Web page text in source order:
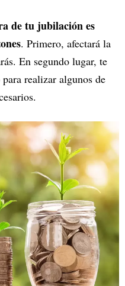
de tu jubilación es
. Primero, afectará la
En segundo lugar, te
realizar algunos de